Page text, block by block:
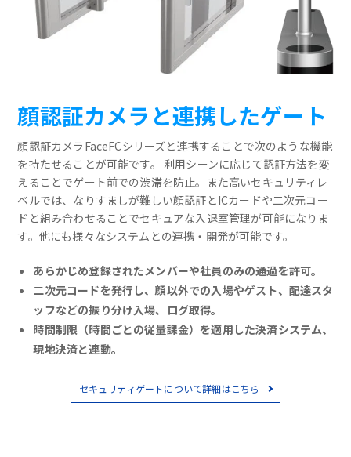
顔認証カメラと連携したゲート
顔認証カメラFaceFCシリーズと連携することで次のような機能
を持たせることが可能です。 利用シーンに応じて認証方法を変
えることでゲート前での渋滞を防止。また高いセキュリティレ
ベルでは、なりすましが難しい顔認証とICカードや二次元コー
ドと組み合わせることでセキュアな入退室管理が可能になりま
す。他にも様々なシステムとの連携・開発が可能です。
あらかじめ登録されたメンバーや社員のみの通過を許可。
二次元コードを発行し、顔以外での入場やゲスト、配達スタ
ッフなどの振り分け入場、ログ取得。
時間制限（時間ごとの従量課金）を適用した決済システム、
現地決済と連動。
セキュリティゲートについて詳細はこちら